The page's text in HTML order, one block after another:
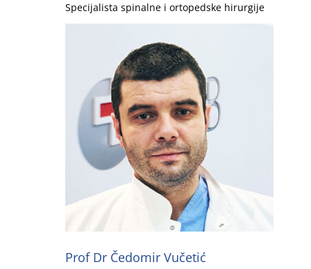
Specijalista spinalne i ortopedske hirurgije
Prof Dr Čedomir Vučetić